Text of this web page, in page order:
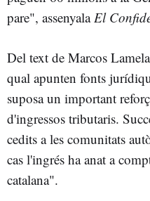
pare", assenyalaEl
Del text de Marcos
qual apunten fonts
suposa un important
d'ingressos tributaris.
cedits a les comunitats
cas l'ingrés ha anat a
catalana".